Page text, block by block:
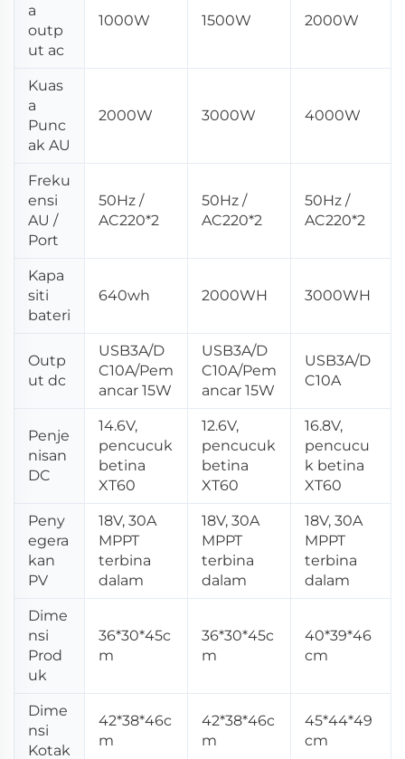
a
outp
ut ac
1000W 1500W 2000W
Kuas
a
Punc
ak AU
2000W 3000W 4000W
Freku
ensi
AU /
Port
50Hz /
AC220*2
50Hz /
AC220*2
50Hz /
AC220*2
Kapa
siti
bateri
640wh 2000WH 3000WH
Outp
ut dc
USB3A/D
C10A/Pem
ancar 15W
USB3A/D
C10A/Pem
ancar 15W
USB3A/D
C10A
Penje
nisan
DC
14.6V,
pencucuk
betina
XT60
12.6V,
pencucuk
betina
XT60
16.8V,
pencucu
k betina
XT60
Peny
egera
kan
PV
18V, 30A
MPPT
terbina
dalam
18V, 30A
MPPT
terbina
dalam
18V, 30A
MPPT
terbina
dalam
Dime
nsi
Prod
uk
36*30*45c
m
36*30*45c
m
40*39*46
cm
Dime
nsi
Kotak
42*38*46c
m
42*38*46c
m
45*44*49
cm